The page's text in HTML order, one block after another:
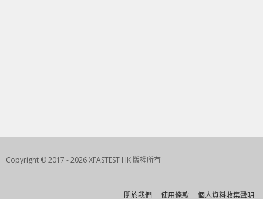
Copyright © 2017 - 2026 XFASTEST HK 版權所有
關於我們 使用條款 個人資料收集聲明